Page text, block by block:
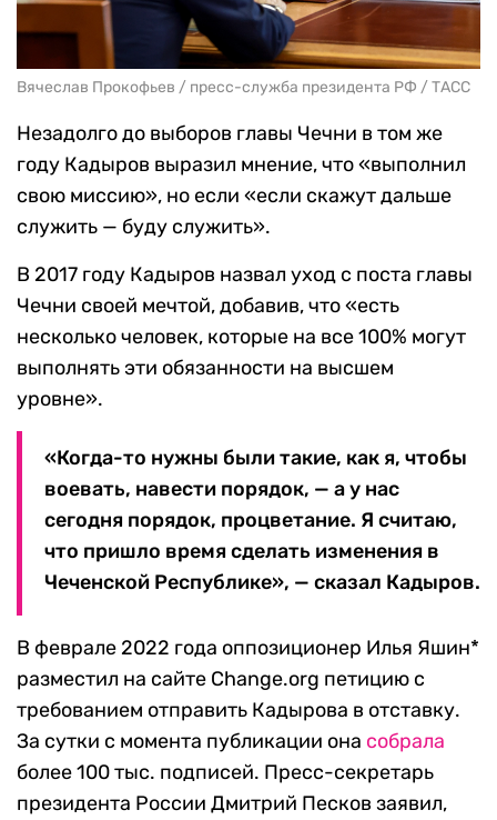
Вячеслав Прокофьев / пресс-служба президента РФ / ТАСС
Незадолго до выборов главы Чечни в том же
году Кадыров выразил мнение, что «выполнил
свою миссию», но если «если скажут дальше
служить — буду служить».
В 2017 году Кадыров назвал уход с поста главы
Чечни своей мечтой, добавив, что «есть
несколько человек, которые на все 100% могут
выполнять эти обязанности на высшем
уровне».
«Когда-то нужны были такие, как я, чтобы
воевать, навести порядок, — а у нас
сегодня порядок, процветание. Я считаю,
что пришло время сделать изменения в
Чеченской Республике», — сказал Кадыров.
В феврале 2022 года оппозиционер Илья Яшин*
разместил на сайте Change.org петицию с
требованием отправить Кадырова в отставку.
За сутки с момента публикации она собрала
более 100 тыс. подписей. Пресс-секретарь
президента России Дмитрий Песков заявил,